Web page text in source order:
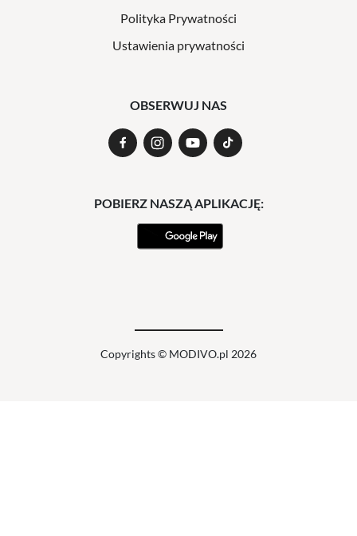
Polityka Prywatności
Ustawienia prywatności
OBSERWUJ NAS
POBIERZ NASZĄ APLIKACJĘ:
Copyrights © MODIVO.pl 2026